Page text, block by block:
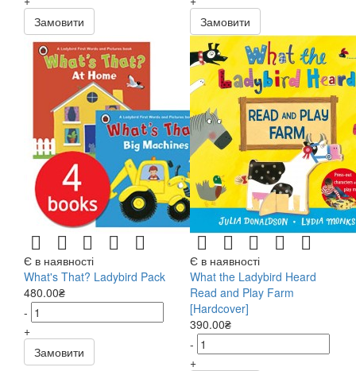
Замовити
Замовити
Є в наявності
What's That? Ladybird Pack
480.00₴
-
+
Замовити
Є в наявності
What the Ladybird Heard
Read and Play Farm
[Hardcover]
390.00₴
-
+